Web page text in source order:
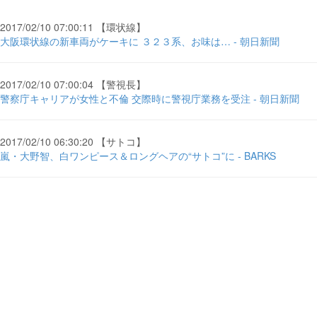
2017/02/10 07:00:11 【環状線】
大阪環状線の新車両がケーキに ３２３系、お味は… - 朝日新聞
2017/02/10 07:00:04 【警視長】
警察庁キャリアが女性と不倫 交際時に警視庁業務を受注 - 朝日新聞
2017/02/10 06:30:20 【サトコ】
嵐・大野智、白ワンピース＆ロングヘアの“サトコ”に - BARKS